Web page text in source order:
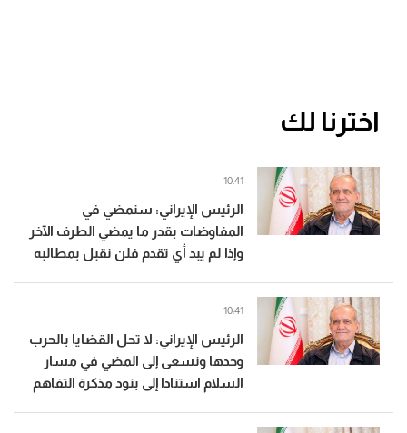
اخترنا لك
الرئيس الإيراني: سنمضي في
المفاوضات بقدر ما يمضي الطرف الآخر
وإذا لم يبد أي تقدم فلن نقبل بمطالبه
10:41
الرئيس الإيراني: لا تحل القضايا بالحرب
وحدها ونسعى إلى المضي في مسار
السلام استنادا إلى بنود مذكرة التفاهم
10:41